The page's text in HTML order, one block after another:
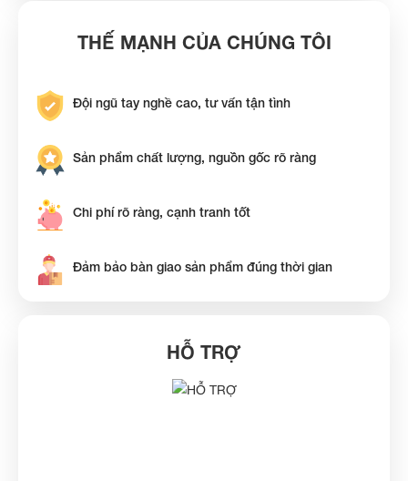
THẾ MẠNH CỦA CHÚNG TÔI
Đội ngũ tay nghề cao, tư vấn tận tình
Sản phẩm chất lượng, nguồn gốc rõ ràng
Chi phí rõ ràng, cạnh tranh tốt
Đảm bảo bàn giao sản phẩm đúng thời gian
HỖ TRỢ